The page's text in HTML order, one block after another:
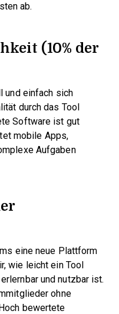
ab.
(10% der
und einfach sich
durch das Tool
Software ist gut
mobile Apps,
Aufgaben
eine neue Plattform
wie leicht ein Tool
und nutzbar ist.
ohne
bewertete